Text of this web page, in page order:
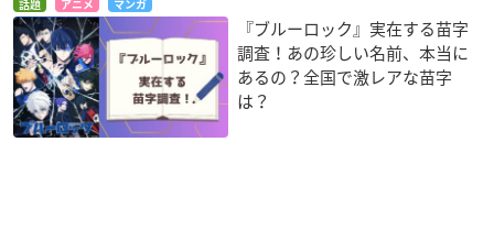
話題 アニメ マンガ
『ブルーロック』実在する苗字
調査！あの珍しい名前、本当に
あるの？全国で激レアな苗字
は？